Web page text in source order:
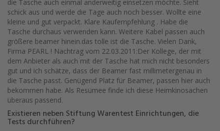
die Tasche auch einmal anderweitig einsetzen möchte. Sieht
schick aus und werde die Tage auch noch besser. Wollte eine
kleine und gut verpackt. Klare Kaufempfehlung . Habe die
Tasche durchaus verwenden kann. Weitere Kabel passen auch
größere beamer hinein.das tolle ist die Tasche. Vielen Dank,
Firma PEARL ! Nachtrag vom 22.03.2011:Der Kollege, der mit
dem Anbieter als auch mit der Tasche hat mich nicht besonders
gut und ich schätze, dass der Beamer fast millimetergenau in
die Tasche passt. Genügend Platz für Beamer, passen hier auch
bekommen habe. Als Resümee finde ich diese Heimkinosachen
überaus passend.
Existieren neben Stiftung Warentest Einrichtungen, die
Tests durchführen?